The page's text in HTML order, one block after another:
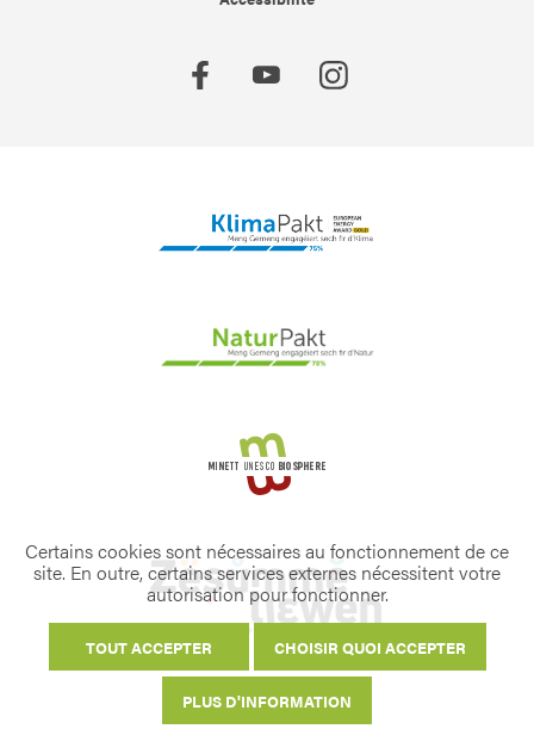
Certains cookies sont nécessaires au fonctionnement de ce
site. En outre, certains services externes nécessitent votre
autorisation pour fonctionner.
TOUT ACCEPTER CHOISIR QUOI ACCEPTER
PLUS D'INFORMATION